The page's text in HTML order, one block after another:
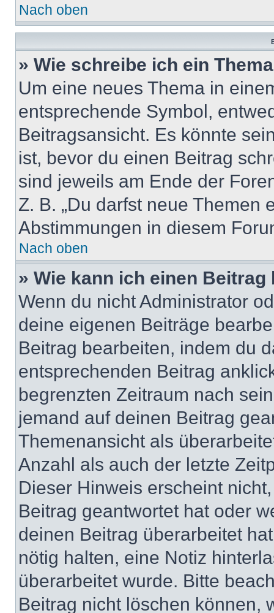
Nach oben
» Wie schreibe ich ein
Um eine neues Thema in
entsprechende Symbol,
Beitragsansicht. Es könnte
ist, bevor du einen Beitrag
sind jeweils am Ende der
Z. B. „Du darfst neue Themen
Abstimmungen in diesem
Nach oben
» Wie kann ich einen
Wenn du nicht Administrator
deine eigenen Beiträge
Beitrag bearbeiten, indem du
entsprechenden Beitrag
begrenzten Zeitraum nach
jemand auf deinen Beitrag
Themenansicht als
Anzahl als auch der letzte
Dieser Hinweis erscheint
Beitrag geantwortet hat oder
deinen Beitrag überarbeitet
nötig halten, eine Notiz
überarbeitet wurde. Bitte
Beitrag nicht löschen können,